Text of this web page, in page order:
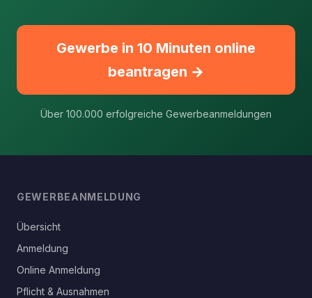
Gewerbe in 10 Minuten online
beantragen →
Über 100.000 erfolgreiche Gewerbeanmeldungen
GEWERBEANMELDUNG
Übersicht
Anmeldung
Online Anmeldung
Pflicht & Ausnahmen